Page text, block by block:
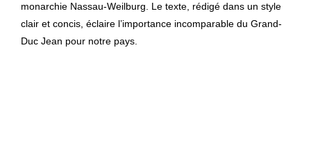
monarchie Nassau-Weilburg. Le texte, rédigé dans un style
clair et concis, éclaire l’importance incomparable du Grand-
Duc Jean pour notre pays.